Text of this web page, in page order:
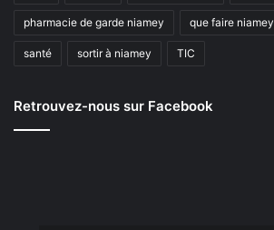
pharmacie de garde niamey que faire niamey
santé sortir à niamey TIC
Retrouvez-nous sur Facebook